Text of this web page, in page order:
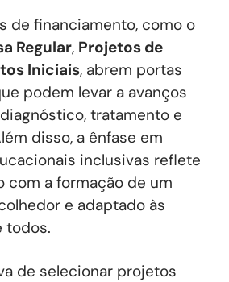
de financiamento, como o
Regular, Projetos de
Iniciais, abrem portas
podem levar a avanços
tratamento e
disso, a ênfase em
inclusivas reflete
com a formação de um
e adaptado às
todos.
de selecionar projetos